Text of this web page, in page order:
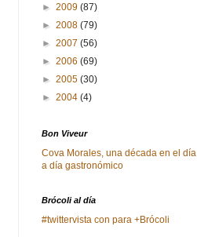
► 2009 (87)
► 2008 (79)
► 2007 (56)
► 2006 (69)
► 2005 (30)
► 2004 (4)
Bon Viveur
Cova Morales, una década en el día
a día gastronómico
Brócoli al día
#twittervista con para +Brócoli